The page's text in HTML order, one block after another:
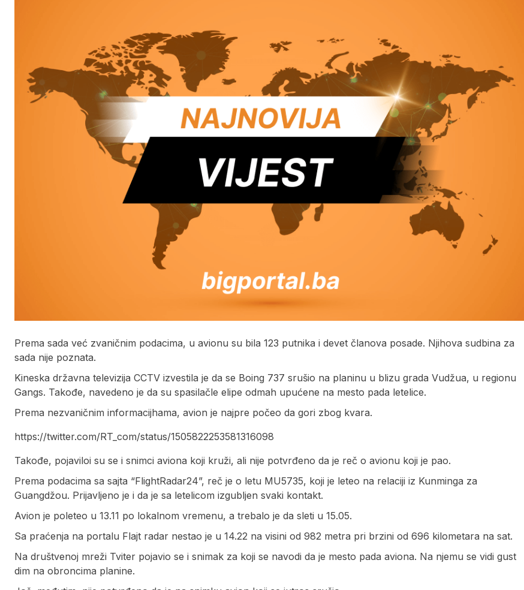
Prema sada već zvaničnim podacima, u avionu su bila 123 putnika i devet članova posade. Njihova sudbina za
sada nije poznata.
Kineska državna televizija CCTV izvestila je da se Boing 737 srušio na planinu u blizu grada Vudžua, u regionu
Gangs. Takođe, navedeno je da su spasilačle elipe odmah upućene na mesto pada letelice.
Prema nezvaničnim informacijhama, avion je najpre počeo da gori zbog kvara.
https://twitter.com/RT_com/status/1505822253581316098
Takođe, pojaviloi su se i snimci aviona koji kruži, ali nije potvrđeno da je reč o avionu koji je pao.
Prema podacima sa sajta “FlightRadar24”, reč je o letu MU5735, koji je leteo na relaciji iz Kunminga za
Guangdžou. Prijavljeno je i da je sa letelicom izgubljen svaki kontakt.
Avion je poleteo u 13.11 po lokalnom vremenu, a trebalo je da sleti u 15.05.
Sa praćenja na portalu Flajt radar nestao je u 14.22 na visini od 982 metra pri brzini od 696 kilometara na sat.
Na društvenoj mreži Tviter pojavio se i snimak za koji se navodi da je mesto pada aviona. Na njemu se vidi gust
dim na obroncima planine.